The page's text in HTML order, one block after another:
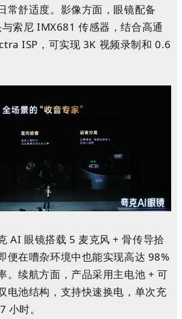
常舒适度。影像方面，眼镜配备
索尼 IMX681 传感器，结合高通
ISP，可实现 3K 视频录制和 0.6
AI 眼镜搭载 5 麦克风 + 骨传导拾
便在嘈杂环境中也能实现高达 98%
。续航方面，产品采用主电池 + 可
电池结构，支持快速换电，单次充
小时。